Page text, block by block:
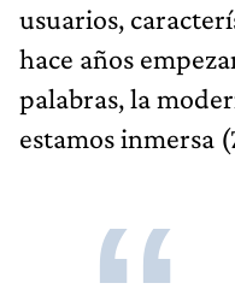
usuarios,
hace años
palabras, la
estamos inmersa